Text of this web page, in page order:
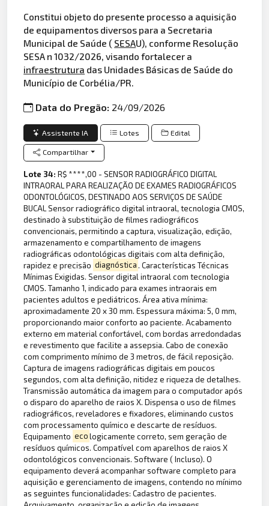
Constitui objeto do presente processo a aquisição
de equipamentos diversos para a Secretaria
Municipal de Saúde ( SESAU), conforme Resolução
SESA n 1032/2026, visando fortalecer a
infraestrutura das Unidades Básicas de Saúde do
Município de Corbélia/PR.
Data do Pregão: 24/09/2026
Assistente IA Lotes Edital
Compartilhar
Lote 34:R$ ****,00 - SENSOR RADIOGRÁFICO DIGITAL
INTRAORAL PARA REALIZAÇÃO DE EXAMES RADIOGRÁFICOS
ODONTOLÓGICOS, DESTINADO AOS SERVIÇOS DE SAÚDE
BUCAL Sensor radiográfico digital intraoral, tecnologia CMOS,
destinado à substituição de filmes radiográficos
convencionais, permitindo a captura, visualização, edição,
armazenamento e compartilhamento de imagens
radiográficas odontológicas digitais com alta definição,
rapidez e precisão diagnóstica. Características Técnicas
Mínimas Exigidas. Sensor digital intraoral com tecnologia
CMOS. Tamanho 1, indicado para exames intraorais em
pacientes adultos e pediátricos. Área ativa mínima:
aproximadamente 20 x 30 mm. Espessura máxima: 5, 0 mm,
proporcionando maior conforto ao paciente. Acabamento
externo em material confortável, com bordas arredondadas
e revestimento que facilite a assepsia. Cabo de conexão
com comprimento mínimo de 3 metros, de fácil reposição.
Captura de imagens radiográficas digitais em poucos
segundos, com alta definição, nitidez e riqueza de detalhes.
Transmissão automática da imagem para o computador após
o disparo do aparelho de raios X. Dispensa o uso de filmes
radiográficos, reveladores e fixadores, eliminando custos
com processamento químico e descarte de resíduos.
Equipamento ecologicamente correto, sem geração de
resíduos químicos. Compatível com aparelhos de raios X
odontológicos convencionais. Software ( Incluso). O
equipamento deverá acompanhar software completo para
aquisição e gerenciamento de imagens, contendo no mínimo
as seguintes funcionalidades: Cadastro de pacientes.